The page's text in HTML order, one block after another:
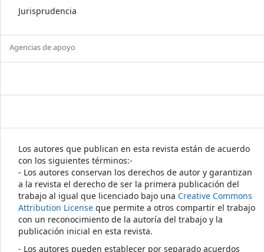
Jurisprudencia
Agencias de apoyo
Los autores que publican en esta revista están de acuerdo
con los siguientes términos:-
- Los autores conservan los derechos de autor y garantizan
a la revista el derecho de ser la primera publicación del
trabajo al igual que licenciado bajo una Creative Commons
Attribution License que permite a otros compartir el trabajo
con un reconocimiento de la autoría del trabajo y la
publicación inicial en esta revista.
- Los autores pueden establecer por separado acuerdos